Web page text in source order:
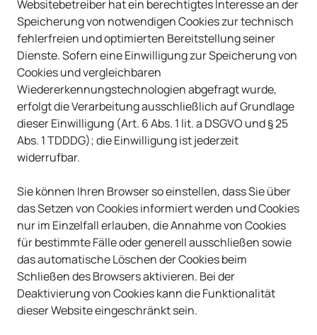
Websitebetreiber hat ein berechtigtes Interesse an der
Speicherung von notwendigen Cookies zur technisch
fehlerfreien und optimierten Bereitstellung seiner
Dienste. Sofern eine Einwilligung zur Speicherung von
Cookies und vergleichbaren
Wiedererkennungstechnologien abgefragt wurde,
erfolgt die Verarbeitung ausschließlich auf Grundlage
dieser Einwilligung (Art. 6 Abs. 1 lit. a DSGVO und § 25
Abs. 1 TDDDG); die Einwilligung ist jederzeit
widerrufbar.
Sie können Ihren Browser so einstellen, dass Sie über
das Setzen von Cookies informiert werden und Cookies
nur im Einzelfall erlauben, die Annahme von Cookies
für bestimmte Fälle oder generell ausschließen sowie
das automatische Löschen der Cookies beim
Schließen des Browsers aktivieren. Bei der
Deaktivierung von Cookies kann die Funktionalität
dieser Website eingeschränkt sein.